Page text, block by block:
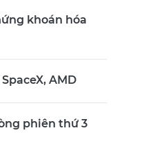
khoán hóa
AMD
phiên thứ 3